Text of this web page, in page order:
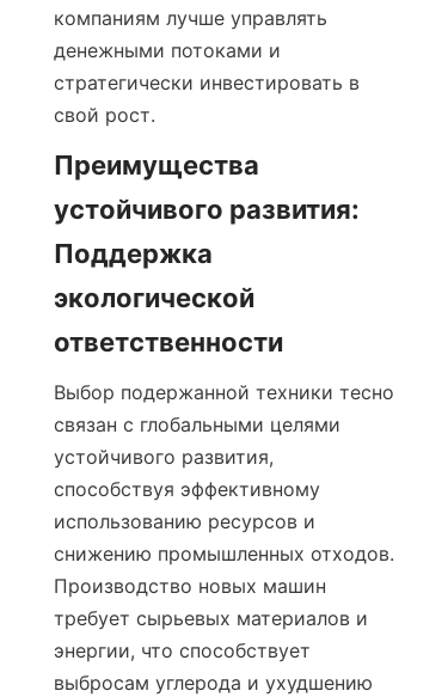
компаниям лучше управлять
денежными потоками и
стратегически инвестировать в
свой рост.
Преимущества
устойчивого развития:
Поддержка
экологической
ответственности
Выбор подержанной техники тесно
связан с глобальными целями
устойчивого развития,
способствуя эффективному
использованию ресурсов и
снижению промышленных отходов.
Производство новых машин
требует сырьевых материалов и
энергии, что способствует
выбросам углерода и ухудшению